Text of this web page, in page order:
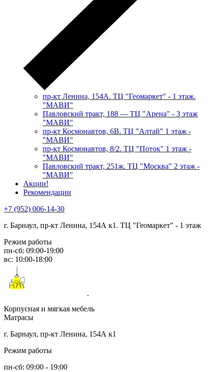
пр-кт Ленина, 154А. ТЦ "Геомаркет" - 1 этаж.
"МАВИ"
​Павловский тракт, 188 — ТЦ "Арена" - 3 этаж
"МАВИ"
пр-кт Космонавтов, 6В. ТЦ "Алтай" 1 этаж -
"МАВИ"
пр-кт Космонавтов, 8/2. ТЦ "Поток" 1 этаж -
"МАВИ"
Павловский тракт, 251ж. ТЦ "Москва" 2 этаж -
"МАВИ"
Акции!
Рекомендации
+7 (952) 006-14-30
г. Барнаул, пр-кт Ленина, 154А к1. ТЦ "Геомаркет" - 1 этаж
Режим работы
пн-сб: 09:00-19:00
вс: 10:00-18:00
Корпусная и мягкая мебель
Матрасы
г. Барнаул, пр-кт Ленина, 154А к1
Режим работы
пн-сб: 09:00 - 19:00